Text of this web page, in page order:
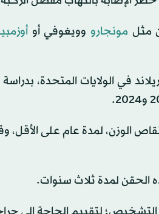
مثل مونجارو وويغوفي أو
حقن إنقاص الوزن، لمدة عام على